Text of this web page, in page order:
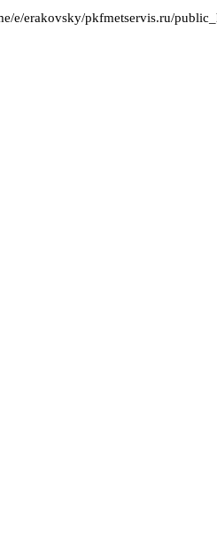
e/erakovsky/pkfmetservis.ru/